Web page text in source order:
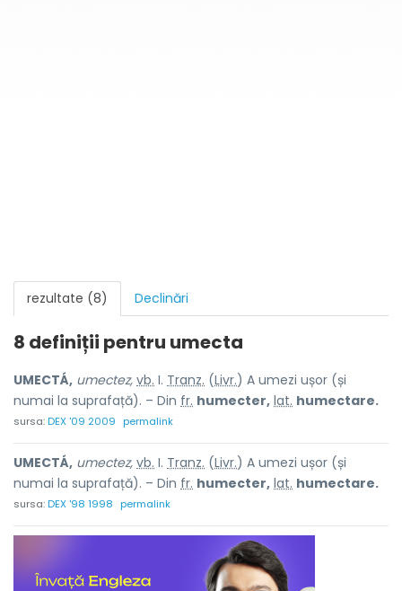
rezultate (8) Declinări
8 definiții pentru umecta
UMECTÁ, umectez, vb. I. Tranz. (Livr.) A umezi ușor (și
numai la suprafață). – Din fr. humecter, lat. humectare.
sursa:DEX '09 2009 permalink
UMECTÁ, umectez, vb. I. Tranz. (Livr.) A umezi ușor (și
numai la suprafață). – Din fr. humecter, lat. humectare.
sursa:DEX '98 1998 permalink